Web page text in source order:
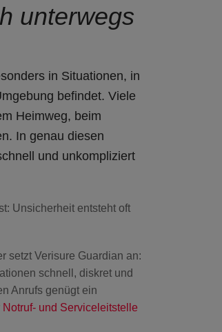
unterwegs
in Situationen, in
befindet. Viele
Heimweg, beim
In genau diesen
und unkompliziert
Unsicherheit entsteht oft
setzt Verisure Guardian an:
schnell, diskret und
Anrufs genügt ein
Notruf- und Serviceleitstelle